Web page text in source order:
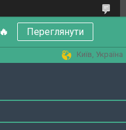
🔥 Переглянути
Київ, Україна